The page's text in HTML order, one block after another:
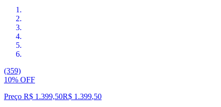
(359)
10% OFF
Preço R$ 1.399,50R$ 1.399,50